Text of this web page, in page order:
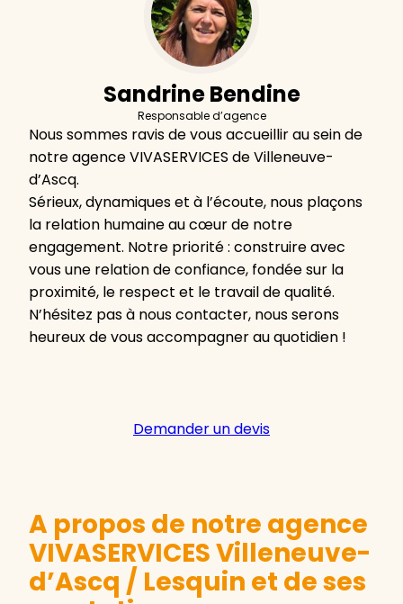
Sandrine Bendine
Responsable d’agence
Nous sommes ravis de vous accueillir au sein de
notre agence VIVASERVICES de Villeneuve-
d’Ascq.
Sérieux, dynamiques et à l’écoute, nous plaçons
la relation humaine au cœur de notre
engagement. Notre priorité : construire avec
vous une relation de confiance, fondée sur la
proximité, le respect et le travail de qualité.
N’hésitez pas à nous contacter, nous serons
heureux de vous accompagner au quotidien !
Demander un devis
A propos de notre agence
VIVASERVICES Villeneuve-
d’Ascq / Lesquin et de ses